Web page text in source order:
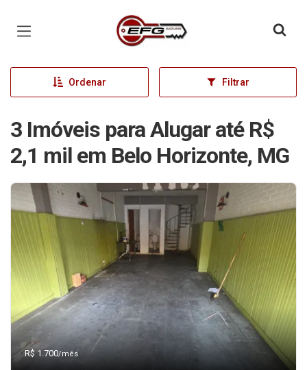
Página inicial
Ordenar Filtrar
3 Imóveis para Alugar até R$
2,1 mil em Belo Horizonte, MG
R$ 1.700/mês